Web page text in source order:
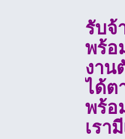
รับจ้
พร้อ
งาน
ได้ต
พร้อ
เรา